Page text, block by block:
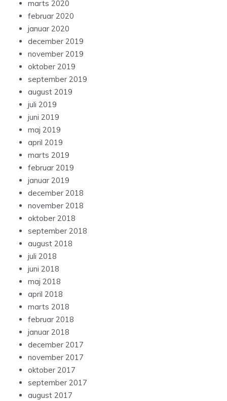
marts 2020
februar 2020
januar 2020
december 2019
november 2019
oktober 2019
september 2019
august 2019
juli 2019
juni 2019
maj 2019
april 2019
marts 2019
februar 2019
januar 2019
december 2018
november 2018
oktober 2018
september 2018
august 2018
juli 2018
juni 2018
maj 2018
april 2018
marts 2018
februar 2018
januar 2018
december 2017
november 2017
oktober 2017
september 2017
august 2017